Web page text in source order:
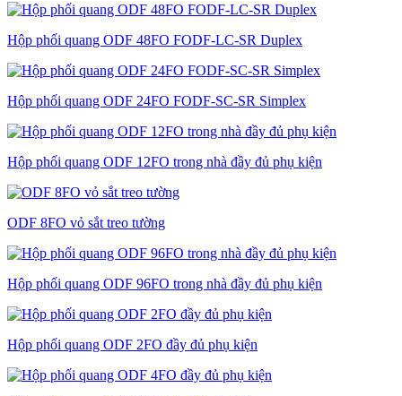
Hộp phối quang ODF 48FO FODF-LC-SR Duplex
Hộp phối quang ODF 24FO FODF-SC-SR Simplex
Hộp phối quang ODF 12FO trong nhà đầy đủ phụ kiện
ODF 8FO vỏ sắt treo tường
Hộp phối quang ODF 96FO trong nhà đầy đủ phụ kiện
Hộp phối quang ODF 2FO đầy đủ phụ kiện